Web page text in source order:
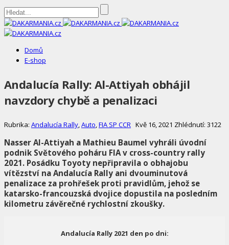
Domů
E-shop
Andalucía Rally: Al-Attiyah obhájil
navzdory chybě a penalizaci
Rubrika: Andalucía Rally,Auto,FIA SP CCR Kvě 16, 2021 Zhlédnutí: 3122
Nasser Al-Attiyah a Mathieu Baumel vyhráli úvodní
podnik Světového poháru FIA v cross-country rally
2021. Posádku Toyoty nepřipravila o obhajobu
vítězství na Andalucía Rally ani dvouminutová
penalizace za prohřešek proti pravidlům, jehož se
katarsko-francouzská dvojice dopustila na posledním
kilometru závěrečné rychlostní zkoušky.
Andalucía Rally 2021 den po dni: